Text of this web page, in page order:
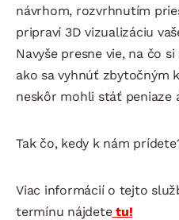
návrhom, rozvrhnutím
pripraví 3D vizualizáciu
Navyše presne vie, na čo
ako sa vyhnúť zbytočným
neskôr mohli stáť peniaze
Tak čo, kedy k nám
Viac informácií o tejto
termínu nájdetetu!